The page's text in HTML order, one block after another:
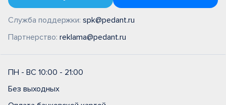
Служба поддержки: spk@pedant.ru
Партнерство: reklama@pedant.ru
ПН - ВС 10:00 - 21:00
Без выходных